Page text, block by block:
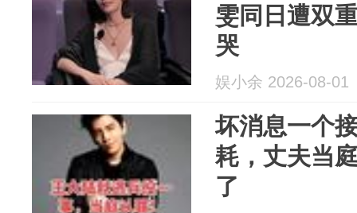
雯同日遭双
哭
娱小余 2026-08-01
坏消息一个
耗，丈夫当
了